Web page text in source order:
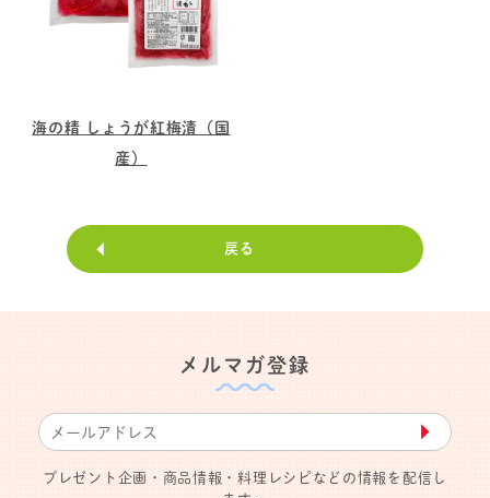
海の精 しょうが紅梅漬（国
産）
戻る
メルマガ登録
▶︎
プレゼント企画・商品情報・料理レシピなどの情報を配信し